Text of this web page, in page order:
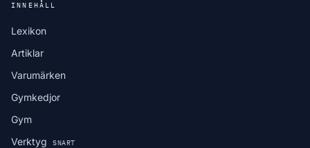
INNEHÅLL
Lexikon
Artiklar
Varumärken
Gymkedjor
Gym
Verktyg
SNART